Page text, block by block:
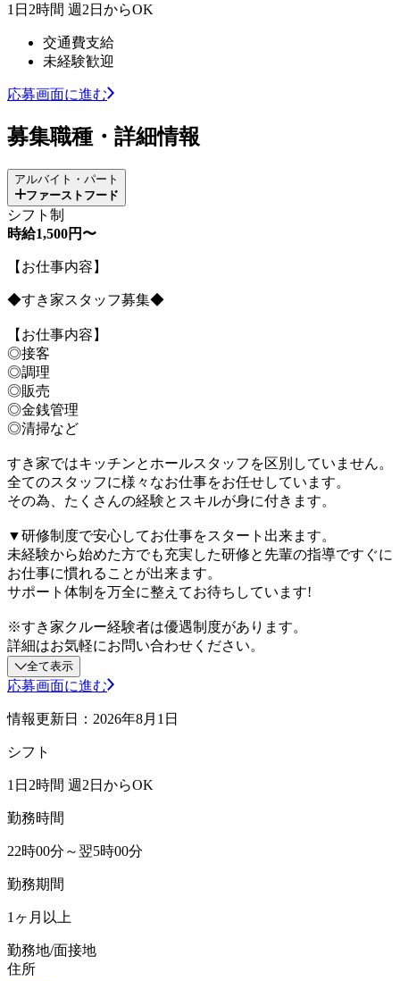
1日2時間 週2日からOK
交通費支給
未経験歓迎
応募画面に進む
募集職種・詳細情報
アルバイト・パート
ファーストフード
シフト制
時給1,500円〜
【お仕事内容】
◆すき家スタッフ募集◆
【お仕事内容】
◎接客
◎調理
◎販売
◎金銭管理
◎清掃など
すき家ではキッチンとホールスタッフを区別していません。
全てのスタッフに様々なお仕事をお任せしています。
その為、たくさんの経験とスキルが身に付きます。
▼研修制度で安心してお仕事をスタート出来ます。
未経験から始めた方でも充実した研修と先輩の指導ですぐに
お仕事に慣れることが出来ます。
サポート体制を万全に整えてお待ちしています!
※すき家クルー経験者は優遇制度があります。
詳細はお気軽にお問い合わせください。
全て表示
応募画面に進む
情報更新日：2026年8月1日
シフト
1日2時間 週2日からOK
勤務時間
22時00分～翌5時00分
勤務期間
1ヶ月以上
勤務地/面接地
住所